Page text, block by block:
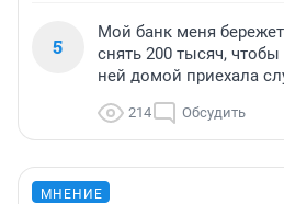
5
Мой банк меня
снять 200 тысяч,
ней домой приехала
214 Обсудить
МНЕНИЕ